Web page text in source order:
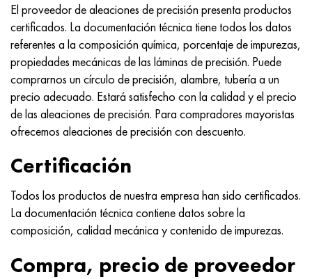
El proveedor de aleaciones de precisión presenta productos
certificados. La documentación técnica tiene todos los datos
referentes a la composición química, porcentaje de impurezas,
propiedades mecánicas de las láminas de precisión. Puede
comprarnos un círculo de precisión, alambre, tubería a un
precio adecuado. Estará satisfecho con la calidad y el precio
de las aleaciones de precisión. Para compradores mayoristas
ofrecemos aleaciones de precisión con descuento.
Certificación
Todos los productos de nuestra empresa han sido certificados.
La documentación técnica contiene datos sobre la
composición, calidad mecánica y contenido de impurezas.
Compra, precio de proveedor
Haynes 230
Hastelloy b2
Hastelloy b3
hastelloy c4
hastelloy c22
Hastelloy C-276
Hastelloy C2000
Hastelloy 3
Tubería resistente a la corrosión
95X18
38XA, 37Cr4, AISI 5135
38HN3MFA, 35nicrmov12-5
40G, 40Mn4, AISI 1035
38XM, 42CrMo4, AISI 1.7225
40ХН, 36NiCr6, AISI 3135
40XFA, 1.7223, AISI 4142
45X, 45h, 1.7035
45HN2MFA, k2425, 45hnmf